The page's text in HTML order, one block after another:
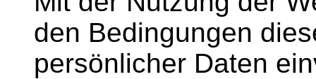
den Bedingungen
persönlicher Daten